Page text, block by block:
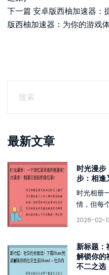
下一篇 安卓版西柚加速器：
版西柚加速器：为你的游戏
最新文章
时光漫步
步：相逢
时光相册
情，但每
2026-02-
新标题
解锁你
不二之选